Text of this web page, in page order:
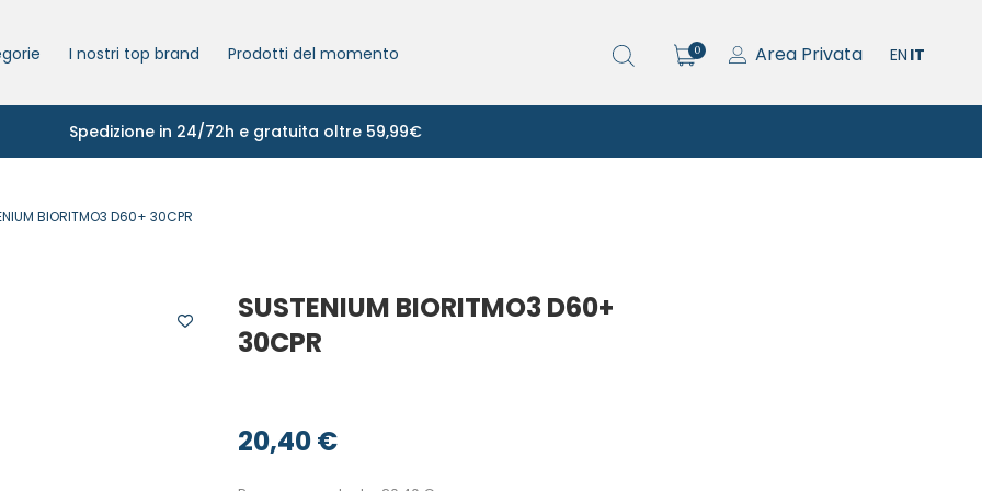
I nostri top brand Prodotti del momento EN IT
Area Privata
0
Spedizione in 24/72h e gratuita oltre 59,99€
BIORITMO3 D60+ 30CPR
SUSTENIUM BIORITMO3 D60+
30CPR
20,40€